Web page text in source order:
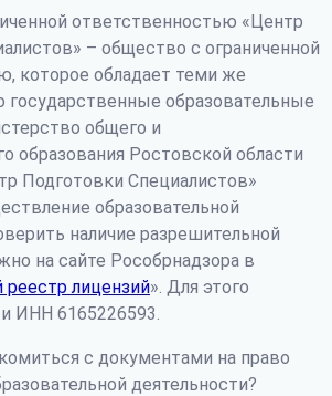
ответственностью «Центр
– общество с ограниченной
которое обладает теми же
государственные образовательные
общего и
образования Ростовской области
Подготовки Специалистов»
образовательной
наличие разрешительной
на сайте Рособрнадзора в
лицензий». Для этого
ИНН 6165226593.
с документами на право
деятельности?